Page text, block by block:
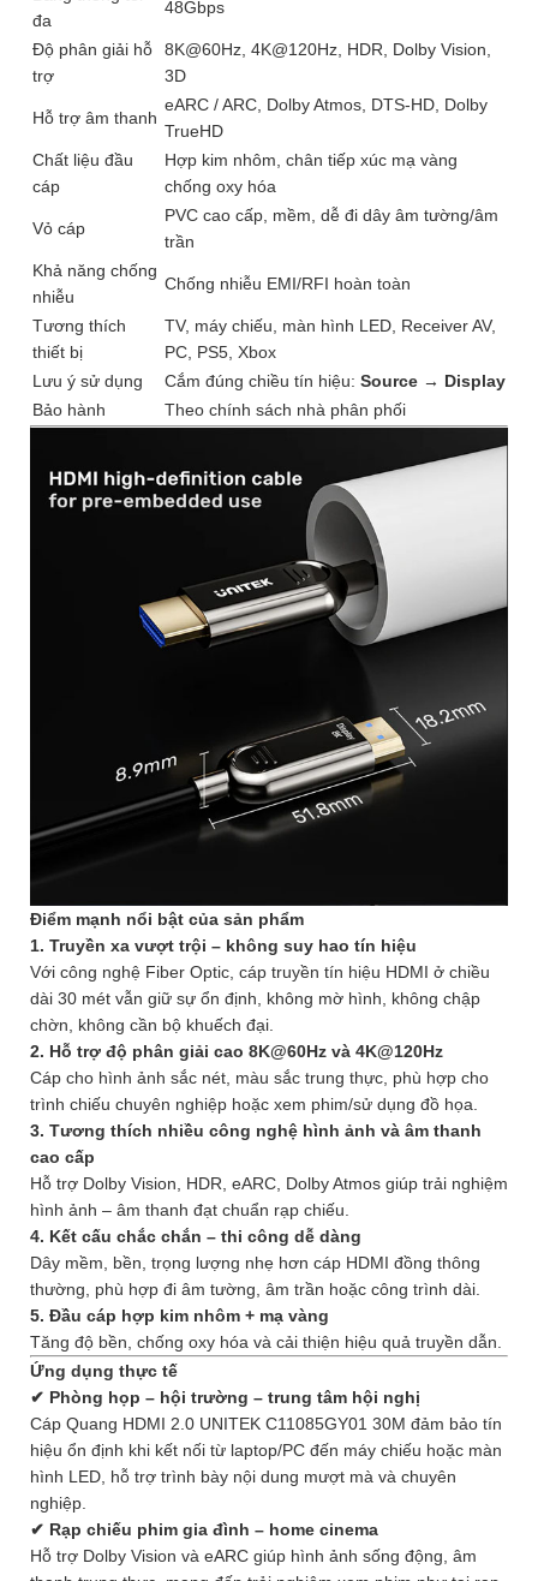
đa
48Gbps
Độ phân giải hỗ
trợ
8K@60Hz, 4K@120Hz, HDR, Dolby Vision,
3D
Hỗ trợ âm thanh
eARC / ARC, Dolby Atmos, DTS-HD, Dolby
TrueHD
Chất liệu đầu
cáp
Hợp kim nhôm, chân tiếp xúc mạ vàng
chống oxy hóa
Vỏ cáp
PVC cao cấp, mềm, dễ đi dây âm tường/âm
trần
Khả năng chống
nhiễu
Chống nhiễu EMI/RFI hoàn toàn
Tương thích
thiết bị
TV, máy chiếu, màn hình LED, Receiver AV,
PC, PS5, Xbox
Lưu ý sử dụng
Cắm đúng chiều tín hiệu: Source → Display
Bảo hành
Theo chính sách nhà phân phối
Điểm mạnh nổi bật của sản phẩm
1. Truyền xa vượt trội – không suy hao tín hiệu
Với công nghệ Fiber Optic, cáp truyền tín hiệu HDMI ở chiều
dài 30 mét vẫn giữ sự ổn định, không mờ hình, không chập
chờn, không cần bộ khuếch đại.
2. Hỗ trợ độ phân giải cao 8K@60Hz và 4K@120Hz
Cáp cho hình ảnh sắc nét, màu sắc trung thực, phù hợp cho
trình chiếu chuyên nghiệp hoặc xem phim/sử dụng đồ họa.
3. Tương thích nhiều công nghệ hình ảnh và âm thanh
cao cấp
Hỗ trợ Dolby Vision, HDR, eARC, Dolby Atmos giúp trải nghiệm
hình ảnh – âm thanh đạt chuẩn rạp chiếu.
4. Kết cấu chắc chắn – thi công dễ dàng
Dây mềm, bền, trọng lượng nhẹ hơn cáp HDMI đồng thông
thường, phù hợp đi âm tường, âm trần hoặc công trình dài.
5. Đầu cáp hợp kim nhôm + mạ vàng
Tăng độ bền, chống oxy hóa và cải thiện hiệu quả truyền dẫn.
Ứng dụng thực tế
✔ Phòng họp – hội trường – trung tâm hội nghị
Cáp Quang HDMI 2.0 UNITEK C11085GY01 30M đảm bảo tín
hiệu ổn định khi kết nối từ laptop/PC đến máy chiếu hoặc màn
hình LED, hỗ trợ trình bày nội dung mượt mà và chuyên
nghiệp.
✔ Rạp chiếu phim gia đình – home cinema
Hỗ trợ Dolby Vision và eARC giúp hình ảnh sống động, âm